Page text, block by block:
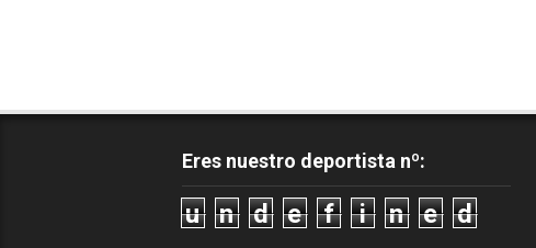
Eres nuestro deportista nº:
u n d e f i n e d